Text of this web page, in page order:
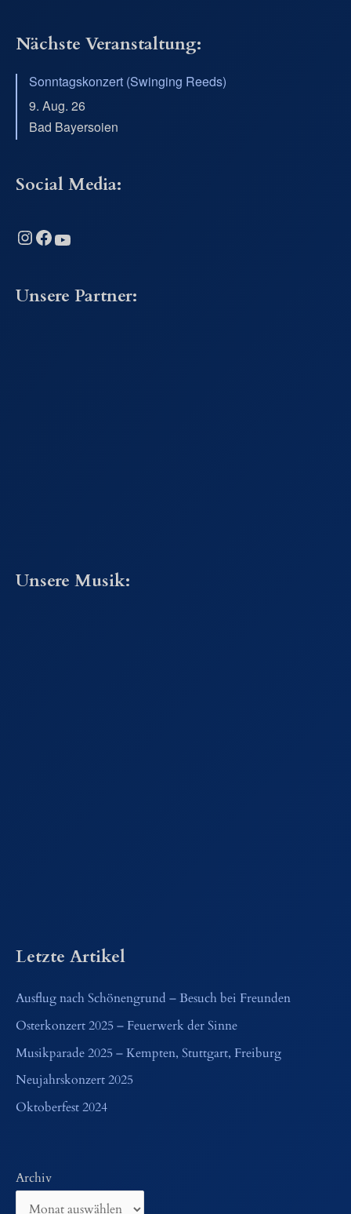
Nächste Veranstaltung:
Sonntagskonzert (Swinging Reeds)
9. Aug. 26
Bad Bayersoien
Social Media:
Instagram Facebook YouTube
Unsere Partner:
Unsere Musik:
Letzte Artikel
Ausflug nach Schönengrund – Besuch bei Freunden
Osterkonzert 2025 – Feuerwerk der Sinne
Musikparade 2025 – Kempten, Stuttgart, Freiburg
Neujahrskonzert 2025
Oktoberfest 2024
Archiv